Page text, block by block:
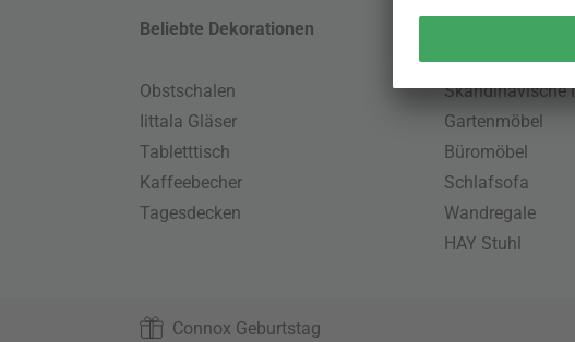
Beliebte Dekorationen
Obstschalen
Iittala Gläser
Tabletttisch
Kaffeebecher
Tagesdecken
Skandinavische
Gartenmöbel
Büromöbel
Schlafsofa
Wandregale
HAY Stuhl
Connox Geburtstag